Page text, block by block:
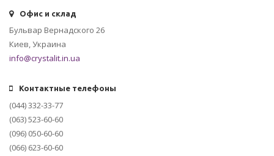
Офис и склад
Бульвар Вернадского 26
Киев, Украина
info@crystalit.in.ua
Контактные телефоны
(044) 332-33-77
(063) 523-60-60
(096) 050-60-60
(066) 623-60-60